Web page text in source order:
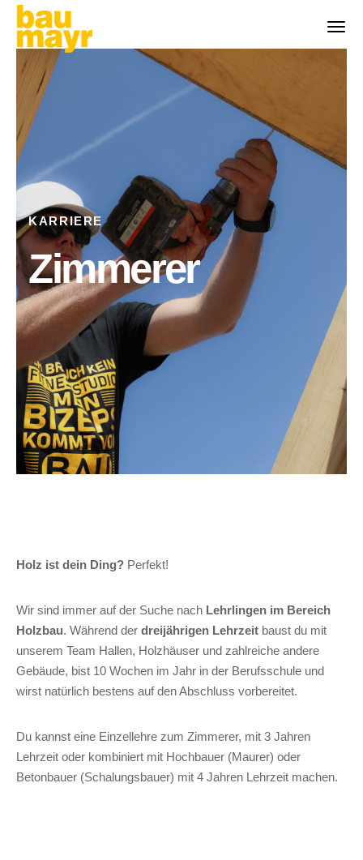
KARRIERE
Zimmerer
Holz ist dein Ding? Perfekt!
Wir sind immer auf der Suche nach Lehrlingen im Bereich
Holzbau. Während derdreijährigen Lehrzeit baust du mit
unserem Team Hallen, Holzhäuser und zahlreiche andere
Gebäude, bist 10 Wochen im Jahr in der Berufsschule und
wirst natürlich bestens auf den Abschluss vorbereitet.
Du kannst eine Einzellehre zum Zimmerer, mit 3 Jahren
Lehrzeit oder kombiniert mit Hochbauer (Maurer) oder
Betonbauer (Schalungsbauer) mit 4 Jahren Lehrzeit machen.